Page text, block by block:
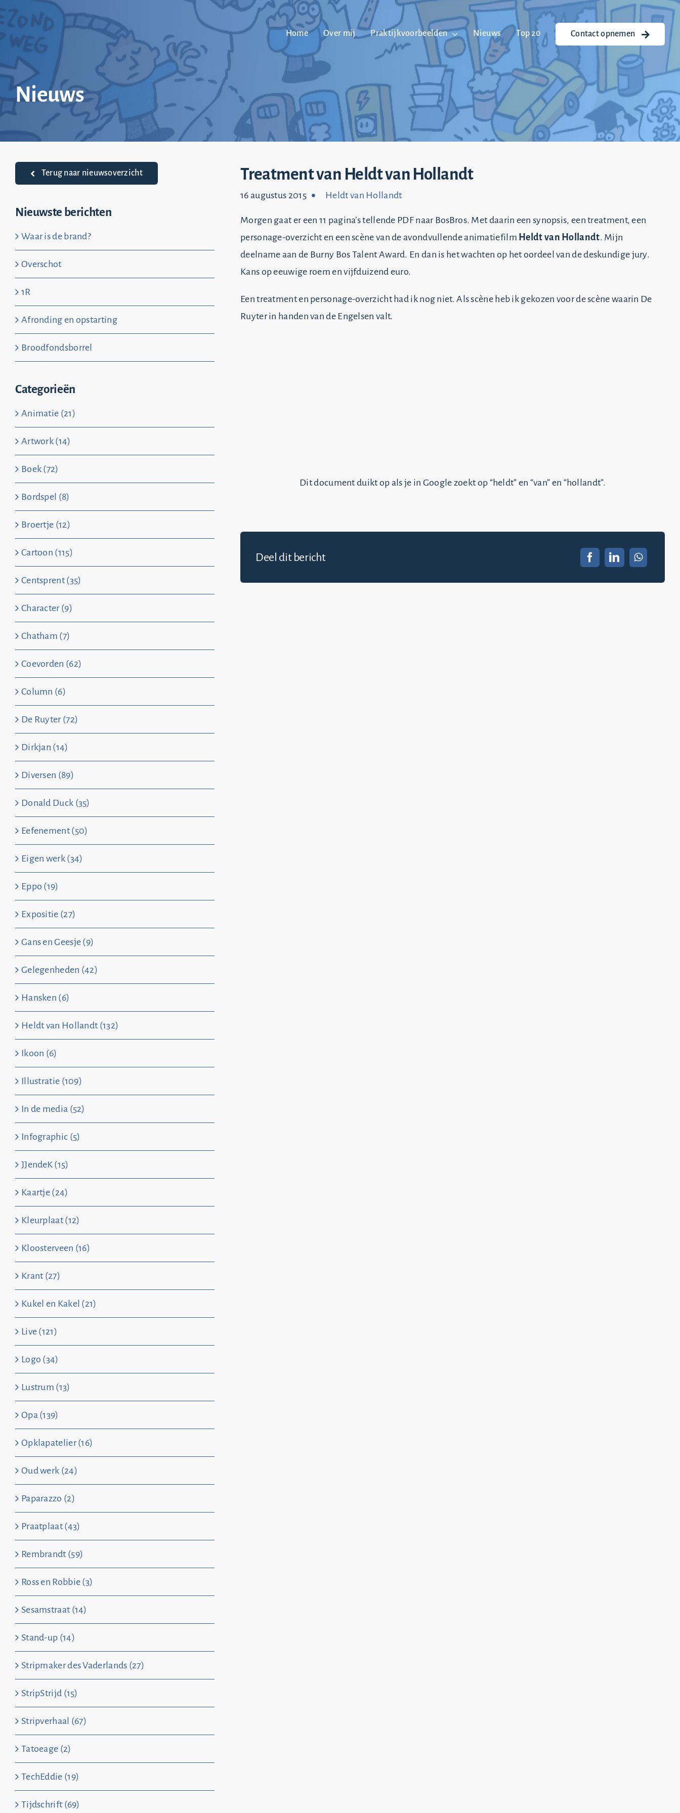
Ga
naar
inhoud
Home Over mij Praktijkvoorbeelden Nieuws Top 20 Contact opnemen
Nieuws
Terug naar nieuwsoverzicht
Nieuwste berichten
Waar is de brand?
Overschot
1R
Afronding en opstarting
Broodfondsborrel
Categorieën
Animatie (21)
Artwork (14)
Boek (72)
Bordspel (8)
Broertje (12)
Cartoon (115)
Centsprent (35)
Character (9)
Chatham (7)
Coevorden (62)
Column (6)
De Ruyter (72)
Dirkjan (14)
Diversen (89)
Donald Duck (35)
Eefenement (50)
Eigen werk (34)
Eppo (19)
Expositie (27)
Gans en Geesje (9)
Gelegenheden (42)
Hansken (6)
Heldt van Hollandt (132)
Ikoon (6)
Illustratie (109)
In de media (52)
Infographic (5)
JJendeK (15)
Kaartje (24)
Kleurplaat (12)
Kloosterveen (16)
Krant (27)
Kukel en Kakel (21)
Live (121)
Logo (34)
Lustrum (13)
Opa (139)
Opklapatelier (16)
Oud werk (24)
Paparazzo (2)
Praatplaat (43)
Rembrandt (59)
Ross en Robbie (3)
Sesamstraat (14)
Stand-up (14)
Stripmaker des Vaderlands (27)
StripStrijd (15)
Stripverhaal (67)
Tatoeage (2)
TechEddie (19)
Tijdschrift (69)
Treatment van Heldt van Hollandt
16 augustus 2015 Heldt van Hollandt
Morgen gaat er een 11 pagina’s tellende PDF naar BosBros. Met daarin een synopsis, een treatment, een
personage-overzicht en een scène van de avondvullende animatiefilm Heldt van Hollandt. Mijn
deelname aan de Burny Bos Talent Award. En dan is het wachten op het oordeel van de deskundige jury.
Kans op eeuwige roem en vijfduizend euro.
Een treatment en personage-overzicht had ik nog niet. Als scène heb ik gekozen voor de scène waarin De
Ruyter in handen van de Engelsen valt.
Dit document duikt op als je in Google zoekt op “heldt” en “van” en “hollandt”.
Deel dit bericht